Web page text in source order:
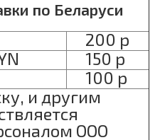
по Беларуси
200 р
150 р
100 р
и другим
ООО